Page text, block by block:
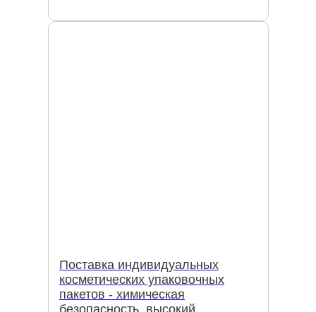
Поставка индивидуальных
косметических упаковочных
пакетов - химическая